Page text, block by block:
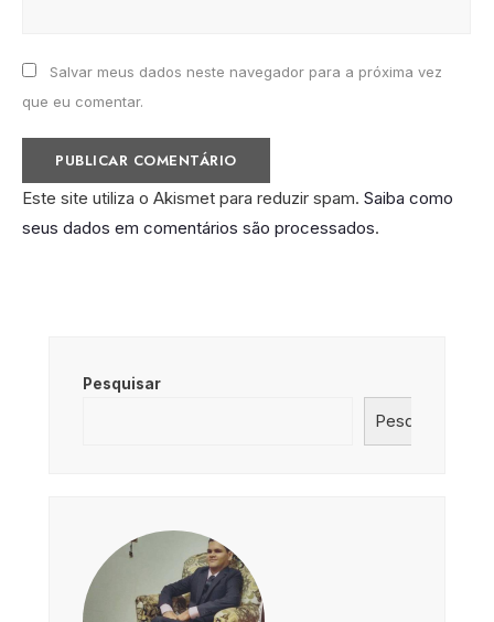
Salvar meus dados neste navegador para a próxima vez
que eu comentar.
Este site utiliza o Akismet para reduzir spam. Saiba como
seus dados em comentários são processados.
Pesquisar
Pesquisar